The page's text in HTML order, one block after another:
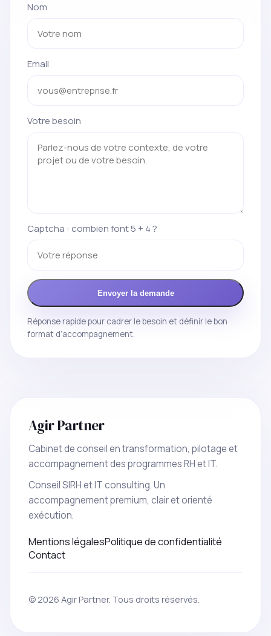
Nom
Email
Votre besoin
Captcha : combien font 5 + 4 ?
Envoyer la demande
Réponse rapide pour cadrer le besoin et définir le bon
format d’accompagnement.
Agir Partner
Cabinet de conseil en transformation, pilotage et
accompagnement des programmes RH et IT.
Conseil SIRH et IT consulting. Un
accompagnement premium, clair et orienté
exécution.
Mentions légalesPolitique de confidentialité
Contact
© 2026 Agir Partner. Tous droits réservés.